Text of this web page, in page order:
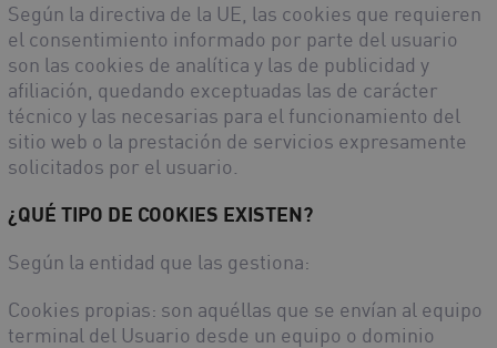
Según la directiva de la UE, las cookies que requieren
el consentimiento informado por parte del usuario
son las cookies de analítica y las de publicidad y
afiliación, quedando exceptuadas las de carácter
técnico y las necesarias para el funcionamiento del
sitio web o la prestación de servicios expresamente
solicitados por el usuario.
¿QUÉ TIPO DE COOKIES EXISTEN?
Según la entidad que las gestiona:
Cookies propias: son aquéllas que se envían al equipo
terminal del Usuario desde un equipo o dominio